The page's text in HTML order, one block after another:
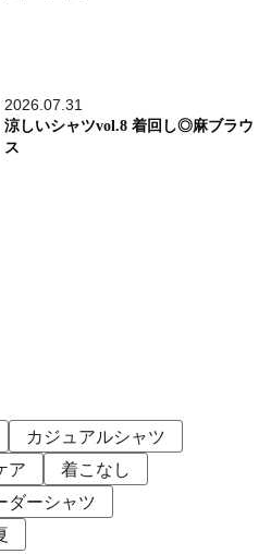
2026.07.31
涼しいシャツvol.8 着回し◎麻ブラウ
ス
カジュアルシャツ
ア
着こなし
ダーシャツ